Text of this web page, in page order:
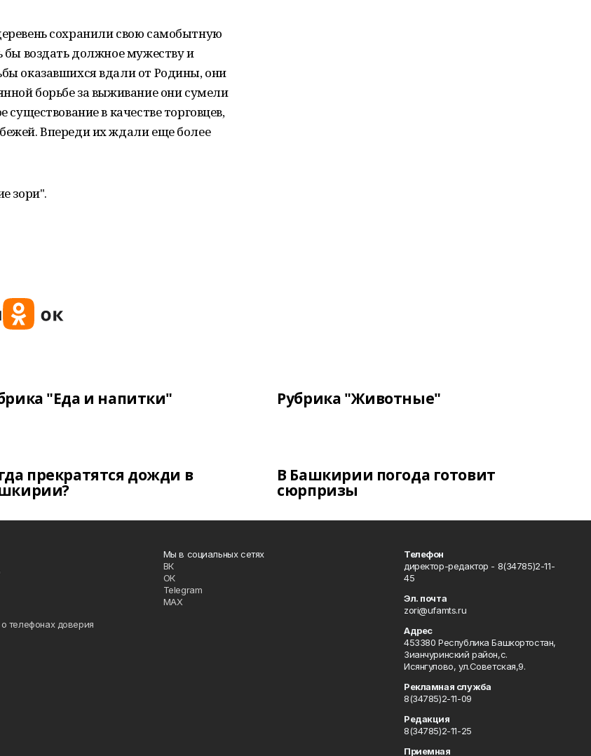
сохранили свою самобытную
воздать должное мужеству и
оказавшихся вдали от Родины, они
борьбе за выживание они сумели
в качестве торговцев,
Впереди их ждали еще более
зори".
"Еда и напитки" Рубрика "Животные"
прекратятся дожди в В Башкирии погода готовит
сюрпризы
телефонах доверия
Мы в социальных сетях
ВК
ОК
Telegram
MAX
Телефон
директор-редактор - 8(34785)2-11-
45
Эл. почта
zori@ufamts.ru
Адрес
453380 Республика Башкортостан,
Зианчуринский район,с.
Исянгулово, ул.Советская,9.
Рекламная служба
8(34785)2-11-09
Редакция
8(34785)2-11-25
Приемная